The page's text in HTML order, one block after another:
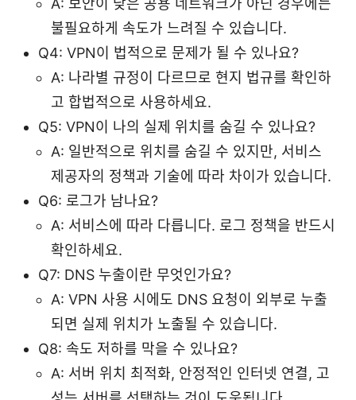
불필요하게 속도가 느려질 수 있습니다.
Q4: VPN이 법적으로 문제가 될 수 있나요?
A: 나라별 규정이 다르므로 현지 법규를 확인하
고 합법적으로 사용하세요.
Q5: VPN이 나의 실제 위치를 숨길 수 있나요?
A: 일반적으로 위치를 숨길 수 있지만, 서비스
제공자의 정책과 기술에 따라 차이가 있습니다.
Q6: 로그가 남나요?
A: 서비스에 따라 다릅니다. 로그 정책을 반드시
확인하세요.
Q7: DNS 누출이란 무엇인가요?
A: VPN 사용 시에도 DNS 요청이 외부로 누출
되면 실제 위치가 노출될 수 있습니다.
Q8: 속도 저하를 막을 수 있나요?
A: 서버 위치 최적화, 안정적인 인터넷 연결, 고